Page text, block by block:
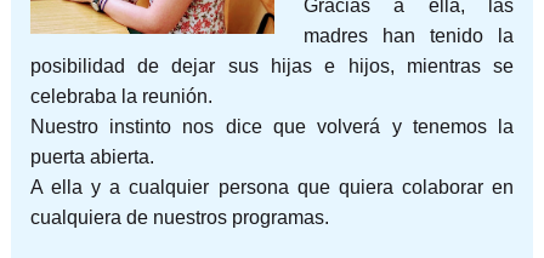
Gracias a ella, las
madres han tenido la
posibilidad de dejar sus hijas e hijos, mientras se
celebraba la reunión.
Nuestro instinto nos dice que volverá y tenemos la
puerta abierta.
A ella y a cualquier persona que quiera colaborar en
cualquiera de nuestros programas.